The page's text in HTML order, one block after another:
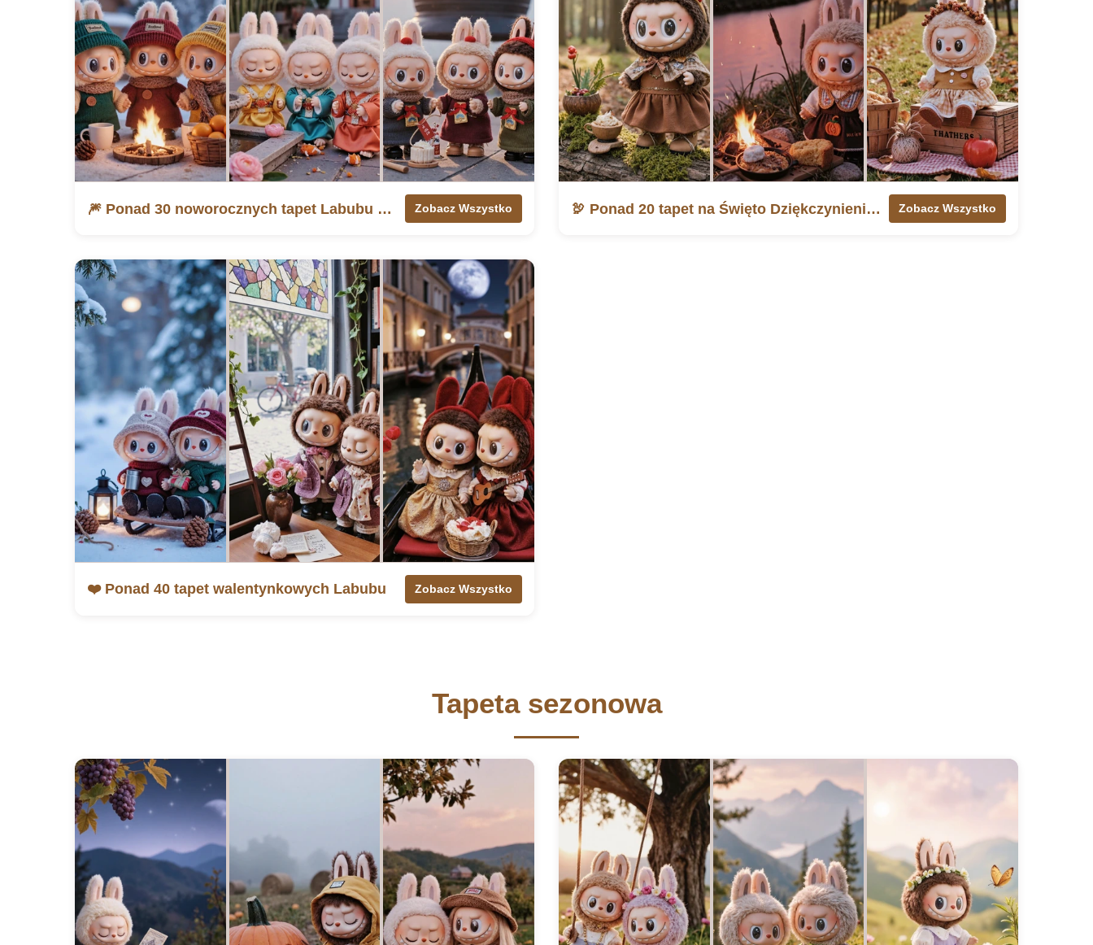
🎆 Ponad 30 noworocznych tapet Labubu na rok 2025 Zobacz Wszystko 🦃 Ponad 20 tapet na Święto Dziękczynienia z Labubu Zobacz Wszystko
❤️ Ponad 40 tapet walentynkowych Labubu Zobacz Wszystko
Tapeta sezonowa